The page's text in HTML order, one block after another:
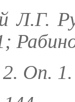
Л.Г.
Оп. 1.